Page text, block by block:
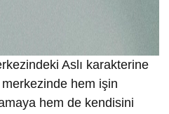
Aslı karakterine
merkezinde hem işin
hem de kendisini